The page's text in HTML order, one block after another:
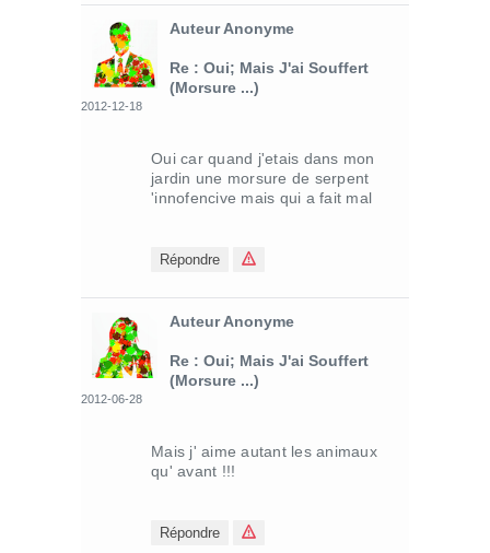
Auteur Anonyme
Re : Oui; Mais J'ai Souffert
(morsure ...)
2012-12-18
Oui car quand j'etais dans mon
jardin une morsure de serpent
'innofencive mais qui a fait mal
Répondre
Auteur Anonyme
Re : Oui; Mais J'ai Souffert
(morsure ...)
2012-06-28
Mais j' aime autant les animaux
qu' avant !!!
Répondre